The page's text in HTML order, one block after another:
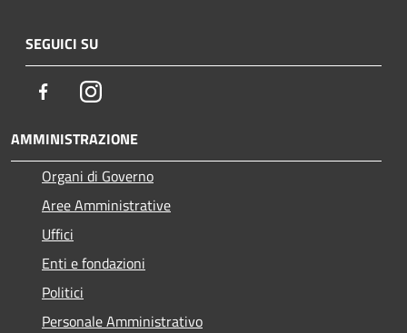
SEGUICI SU
FacebookInstagram
AMMINISTRAZIONE
Organi di Governo
Aree Amministrative
Uffici
Enti e fondazioni
Politici
Personale Amministrativo